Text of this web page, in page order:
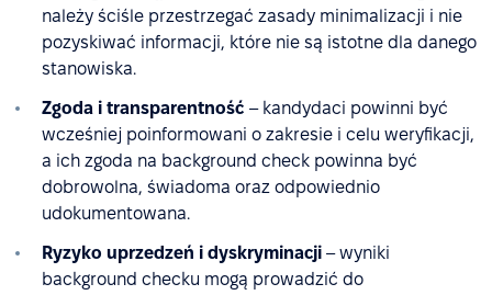
należy ściśle przestrzegać zasady minimalizacji i nie
pozyskiwać informacji, które nie są istotne dla danego
stanowiska.
Zgoda i transparentność – kandydaci powinni być
wcześniej poinformowani o zakresie i celu weryfikacji,
a ich zgoda na background check powinna być
dobrowolna, świadoma oraz odpowiednio
udokumentowana.
Ryzyko uprzedzeń i dyskryminacji – wyniki
background checku mogą prowadzić do